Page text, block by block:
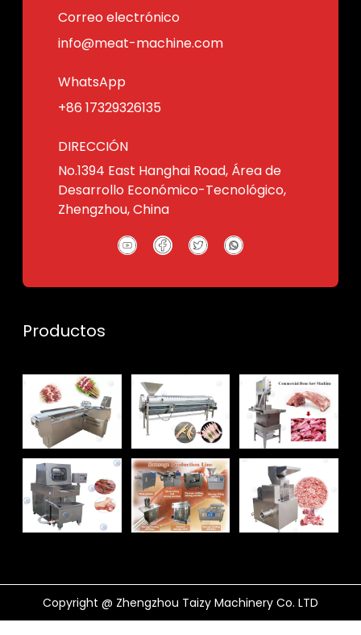
Correo electrónico
info@meat-machine.com
WhatsApp
+86 17329326135
DIRECCIÓN
No.1394 East Hanghai Road, Área de
Desarrollo Económico-Tecnológico,
Zhengzhou, China
Productos
Copyright @ Zhengzhou Taizy Machinery Co. LTD